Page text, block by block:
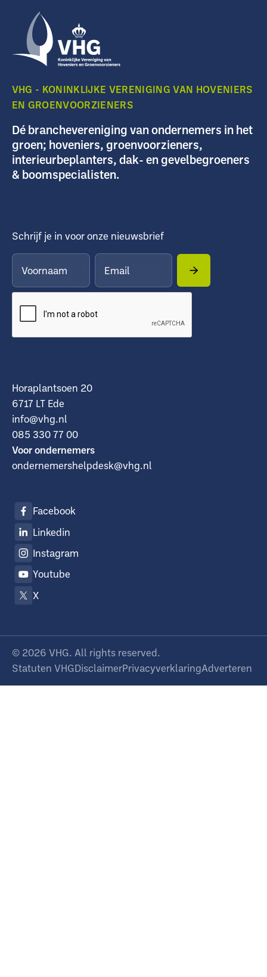
VHG - KONINKLIJKE VERENIGING VAN HOVENIERS
EN GROENVOORZIENERS
Dé branchevereniging van ondernemers in het
groen; hoveniers, groenvoorzieners,
interieurbeplanters, dak- en gevelbegroeners
& boomspecialisten.
Schrijf je in voor onze nieuwsbrief
Horaplantsoen 20
6717 LT Ede
info@vhg.nl
085 330 77 00
Voor ondernemers
ondernemershelpdesk@vhg.nl
Facebook
Linkedin
Instagram
Youtube
X
© 2026 VHG. All rights reserved.
Statuten VHGDisclaimerPrivacyverklaringAdverteren